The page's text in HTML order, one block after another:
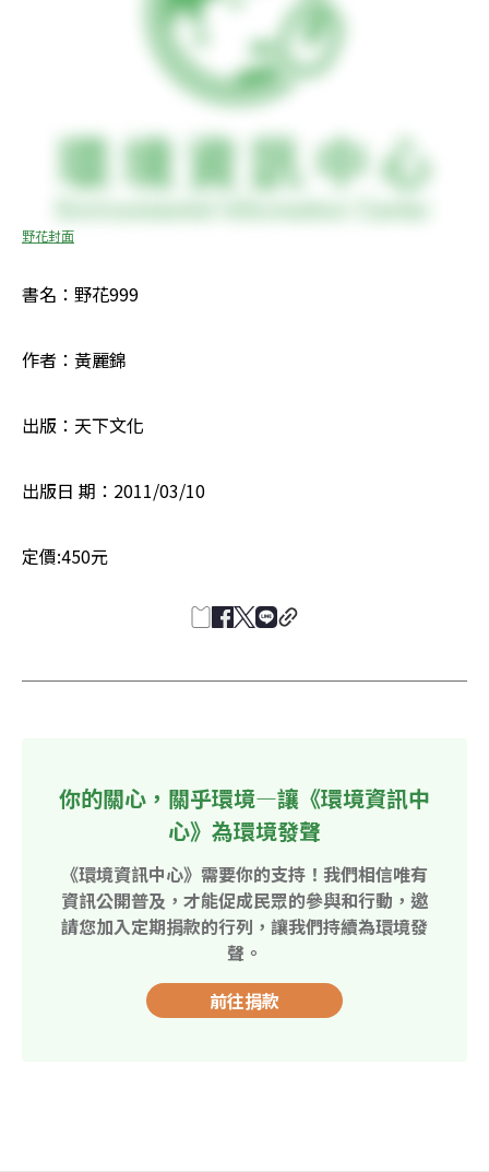
野花封面
書名：野花999
作者：黃麗錦
出版：天下文化
出版日 期：2011/03/10
定價:450元
你的關心，關乎環境—讓《環境資訊中
心》為環境發聲
《環境資訊中心》需要你的支持！我們相信唯有
資訊公開普及，才能促成民眾的參與和行動，邀
請您加入定期捐款的行列，讓我們持續為環境發
聲。
前往捐款